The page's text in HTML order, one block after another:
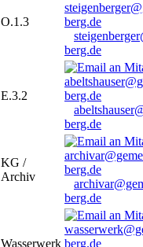
O.1.3
berg.de
E.3.2
berg.de
KG /
Archiv
berg.de
Wasserwerk